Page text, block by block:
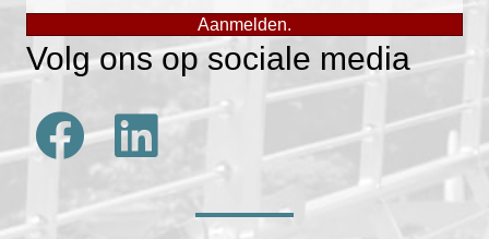
m
a
d
Aanmelden.
Volg ons op sociale media